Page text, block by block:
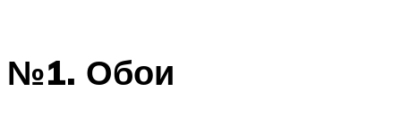
№1. Обои